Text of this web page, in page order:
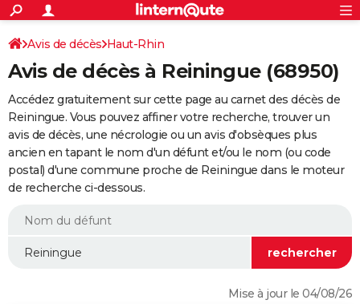
ACTUALITÉS
Politique
Société
Faits Divers
Education
Monde
Villes
+
SPORT
Coupe du monde 2026
Football
Tennis
Cyclisme
Rugby
Forum
Programme TV
TNT
Streaming
Cinéma
Sorties cinéma
Musique
+
FINANCE
Retraite
Impôts
Epargne
Immobilier
Risques naturels par ville
Banque
Assurance
Crédit
AUTO
Essais
Réserver un essai
Citadines
Berlines
SUV
Forum auto
+
HIGH-TECH
BRICOLAGE
WEEK-END
S'inscrire
Connexion
Avis de décès Haut-Rhin
Avis de décès à Reiningue (68950)
Accédez gratuitement sur cette page au carnet des décès de
Reiningue. Vous pouvez affiner votre recherche, trouver un
avis de décès, une nécrologie ou un avis d'obsèques plus
ancien en tapant le nom d'un défunt et/ou le nom (ou code
postal) d'une commune proche de Reiningue dans le moteur
de recherche ci-dessous.
Mise à jour le 04/08/26